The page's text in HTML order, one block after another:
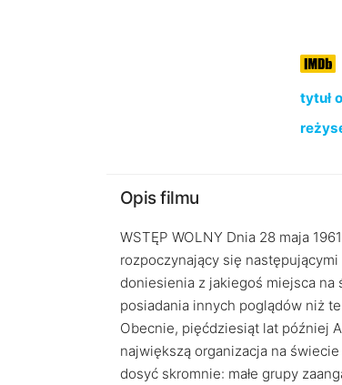
tytuł
Opis filmu
WSTĘP WOLNY Dnia 28 maja
rozpoczynający się
doniesienia z jakiegoś miejsca
posiadania innych poglądów niż
Obecnie, pięćdziesiąt lat później
największą organizacja na świecie
dosyć skromnie: małe grupy